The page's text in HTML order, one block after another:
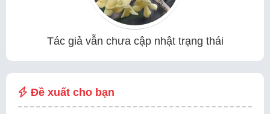
Tác giả vẫn chưa cập nhật trạng thái
Đề xuất cho bạn